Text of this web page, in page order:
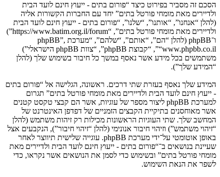
הסכם זה מסביר בפירוט כיצד “פורום בתים - ייעוץ חינם לועד הבית
ולדיירים מאת מומחי פורטל בתים” יחד עם החברות הקשורות אליה
(להלן “אנחנו”, “אותנו”, “שלנו”, “פורום בתים - ייעוץ חינם לועד הבית
ולדיירים מאת מומחי פורטל בתים”, “https://www.batim.org.il/forum”)
ו־phpBB (להלן “הם”, “אותם”, “שלהם”, “מערכת phpBB”,
“www.phpbb.co.il”, “קבוצת phpBB”, “צוות phpBB הישראלי”)
משתמשים בכל מידע אשר נאסף במשך כל חיבור בשימוש שלך (להלן
“המידע שלך”).
המידע שלך נאסף בעזרת שתי דרכים. ראשונה, הגלישה אל “פורום בתים
- ייעוץ חינם לועד הבית ולדיירים מאת מומחי פורטל בתים” תגרום
למערכת phpBB ליצור מספר של עוגיות, אשר הם קבצי טקסט קטנים
אשר מאוחסנים בתיקיית הקבצים הזמניים של דפדפן האינטרנט של
המחשב שלך. שתי העוגיות הראשונות מכילות רק זיהות משתמש (להלן
“זיהוי משתמש”) וזיהוי חיבור אנונימי (להלן “זיהוי חיבור”), הנקבעים אצל
באופן אוטומטי על־ידי מערכת phpBB. עוגייה שלישית תיווצר לאחר
שעיינת בנושאים ב־“פורום בתים - ייעוץ חינם לועד הבית ולדיירים מאת
מומחי פורטל בתים” ובשימוש כדי לסמן את הנושאים אשר נקראו, כדי
לשפר את הנאת השימוש.